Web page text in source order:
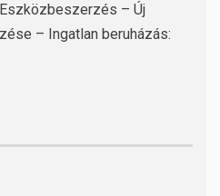
– Új
– Ingatlan beruházás: